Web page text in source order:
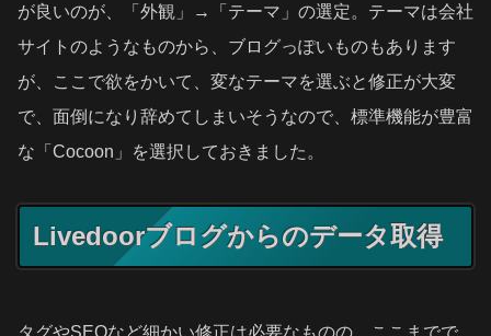
が良いのが、「外観」→「テーマ」の選定。テーマは会社
サイトのようなものから、ブログっぽいものもあります
が、ここで欲をかいて、変なテーマを選ぶと修正が大変
で、面倒になり辞めてしまいそうなので、標準機能が豊富
な「Cocoon」を選択しておきました。
Livedoorブログからのデータ取得
タグやSEOなど細かい修正は必要なものの、ここまでで